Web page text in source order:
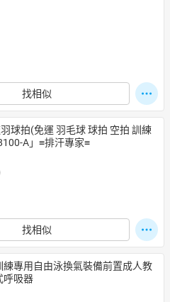
找相似
球拍(免運 羽毛球 球拍 空拍 訓練
A」≡排汗專家≡
找相似
練專用自由泳換氣裝備前置成人教
呼吸器